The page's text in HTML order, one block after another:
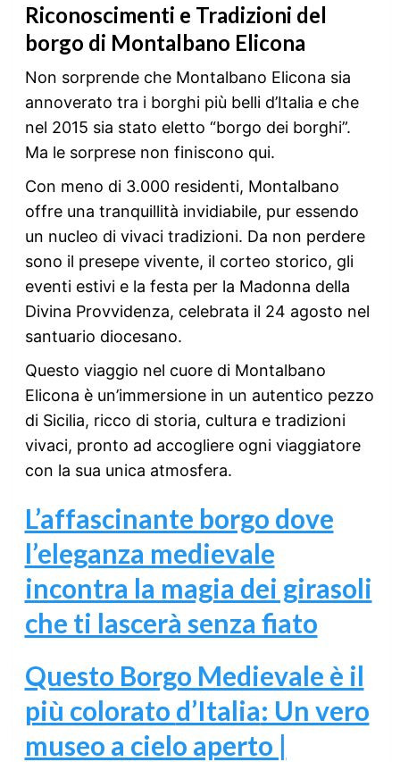
Riconoscimenti e Tradizioni del
borgo di Montalbano Elicona
Non sorprende che Montalbano Elicona sia
annoverato tra i borghi più belli d’Italia e che
nel 2015 sia stato eletto “borgo dei borghi”.
Ma le sorprese non finiscono qui.
Con meno di 3.000 residenti, Montalbano
offre una tranquillità invidiabile, pur essendo
un nucleo di vivaci tradizioni. Da non perdere
sono il presepe vivente, il corteo storico, gli
eventi estivi e la festa per la Madonna della
Divina Provvidenza, celebrata il 24 agosto nel
santuario diocesano.
Questo viaggio nel cuore di Montalbano
Elicona è un’immersione in un autentico pezzo
di Sicilia, ricco di storia, cultura e tradizioni
vivaci, pronto ad accogliere ogni viaggiatore
con la sua unica atmosfera.
L’affascinante borgo dove
l’eleganza medievale
incontra la magia dei girasoli
che ti lascerà senza fiato
Questo Borgo Medievale è il
più colorato d’Italia: Un vero
museo a cielo aperto |